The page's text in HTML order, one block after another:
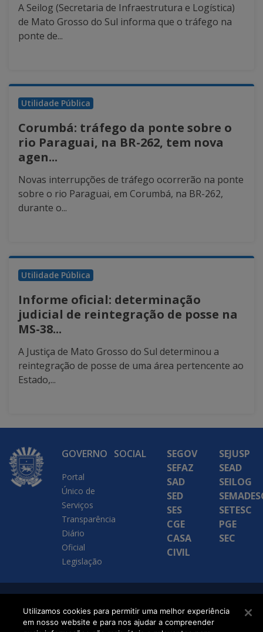
A Seilog (Secretaria de Infraestrutura e Logística)
de Mato Grosso do Sul informa que o tráfego na
ponte de...
Utilidade Pública
Corumbá: tráfego da ponte sobre o
rio Paraguai, na BR-262, tem nova
agen...
Novas interrupções de tráfego ocorrerão na ponte
sobre o rio Paraguai, em Corumbá, na BR-262,
durante o...
Utilidade Pública
Informe oficial: determinação
judicial de reintegração de posse na
MS-38...
A Justiça de Mato Grosso do Sul determinou a
reintegração de posse de uma área pertencente ao
Estado,...
GOVERNO
Portal
Único de
Serviços
Transparência
Diário
Oficial
Legislação
SOCIAL
SEGOV
SEFAZ
SAD
SED
SES
CGE
CASA
CIVIL
SEJUSP
SEAD
SEILOG
SETESC
PGE
SEC
SETDIG | Secretaria-
Executiva de
Utilizamos cookies para permitir uma melhor experiência
em nosso website e para nos ajudar a compreender